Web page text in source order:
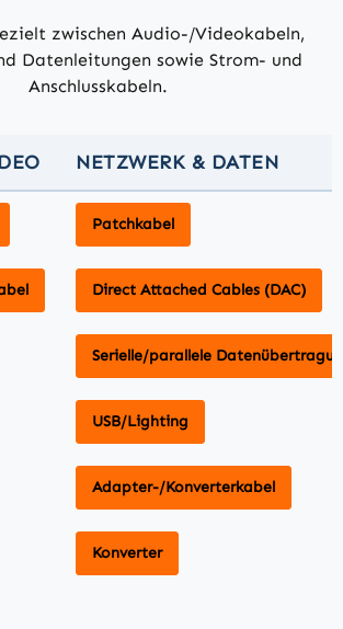
zwischen Audio-/Videokabeln,
Datenleitungen sowie Strom- und
Anschlusskabeln.
NETZWERK & DATEN
Patchkabel
Direct Attached Cables (DAC)
Serielle/parallele
USB/Lighting
Adapter-/Konverterkabel
Konverter